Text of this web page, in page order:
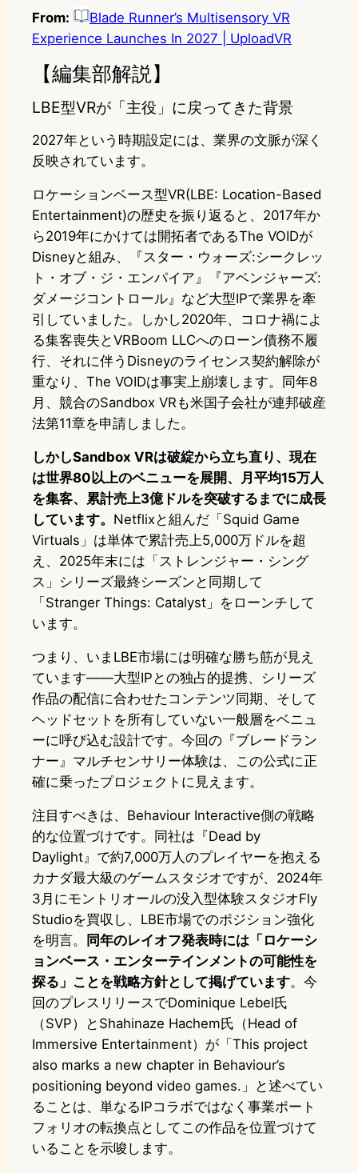
From:
Blade Runner’s Multisensory VR
Experience Launches In 2027 | UploadVR
【編集部解説】
LBE型VRが「主役」に戻ってきた背景
2027年という時期設定には、業界の文脈が深く
反映されています。
ロケーションベース型VR(LBE: Location-Based
Entertainment)の歴史を振り返ると、2017年か
ら2019年にかけては開拓者であるThe VOIDが
Disneyと組み、『スター・ウォーズ:シークレッ
ト・オブ・ジ・エンパイア』『アベンジャーズ:
ダメージコントロール』など大型IPで業界を牽
引していました。しかし2020年、コロナ禍によ
る集客喪失とVRBoom LLCへのローン債務不履
行、それに伴うDisneyのライセンス契約解除が
重なり、The VOIDは事実上崩壊します。同年8
月、競合のSandbox VRも米国子会社が連邦破産
法第11章を申請しました。
しかしSandbox VRは破綻から立ち直り、現在
は世界80以上のベニューを展開、月平均15万人
を集客、累計売上3億ドルを突破するまでに成長
しています。 Netflixと組んだ「Squid Game
Virtuals」は単体で累計売上5,000万ドルを超
え、2025年末には「ストレンジャー・シング
ス」シリーズ最終シーズンと同期して
「Stranger Things: Catalyst」をローンチして
います。
つまり、いまLBE市場には明確な勝ち筋が見え
ています——大型IPとの独占的提携、シリーズ
作品の配信に合わせたコンテンツ同期、そして
ヘッドセットを所有していない一般層をベニュ
ーに呼び込む設計です。今回の『ブレードラン
ナー』マルチセンサリー体験は、この公式に正
確に乗ったプロジェクトに見えます。
注目すべきは、Behaviour Interactive側の戦略
的な位置づけです。同社は『Dead by
Daylight』で約7,000万人のプレイヤーを抱える
カナダ最大級のゲームスタジオですが、2024年
3月にモントリオールの没入型体験スタジオFly
Studioを買収し、LBE市場でのポジション強化
を明言。
同年のレイオフ発表時には「ロケーシ
ョンベース・エンターテインメントの可能性を
探る」ことを戦略方針として掲げています。今
回のプレスリリースでDominique Lebel氏
（SVP）とShahinaze Hachem氏（Head of
Immersive Entertainment）が「This project
also marks a new chapter in Behaviour’s
positioning beyond video games.」と述べてい
ることは、単なるIPコラボではなく事業ポート
フォリオの転換点としてこの作品を位置づけて
いることを示唆します。